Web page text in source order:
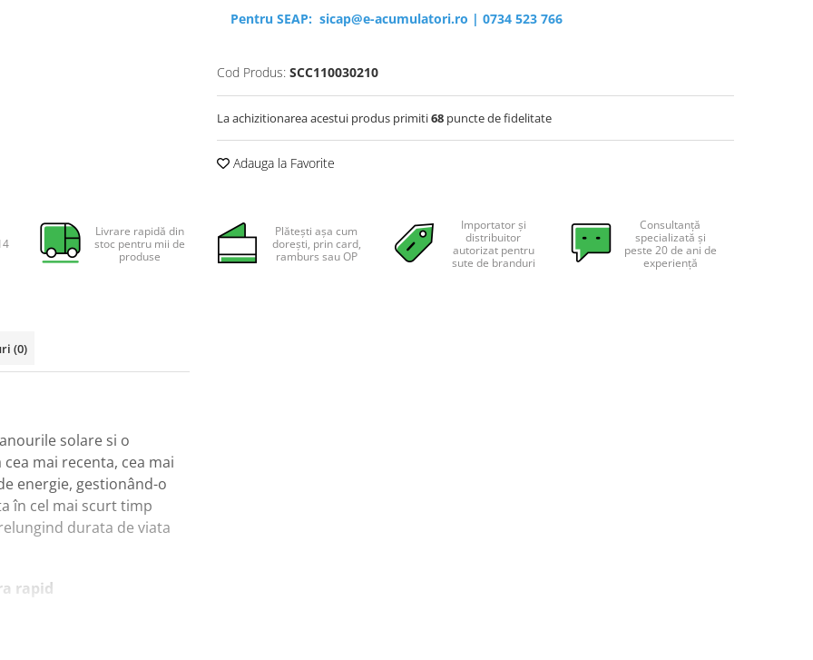
Pentru SEAP: sicap@e-acumulatori.ro | 0734 523 766
Cod Produs: SCC110030210
La achizitionarea acestui produs primiti68 puncte de fidelitate
Adauga la Favorite
Livrare rapidă din
stoc pentru mii de
produse
Plătești așa cum
dorești, prin card,
ramburs sau OP
Importator și
distribuitor
autorizat pentru
sute de branduri
Consultanță
specializată și
peste 20 de ani de
experiență
(0)
solare si o
mai recenta, cea mai
energie, gestionând-o
în cel mai scurt timp
durata de viata
rapid
de iesire al
ca fiecare picatura de